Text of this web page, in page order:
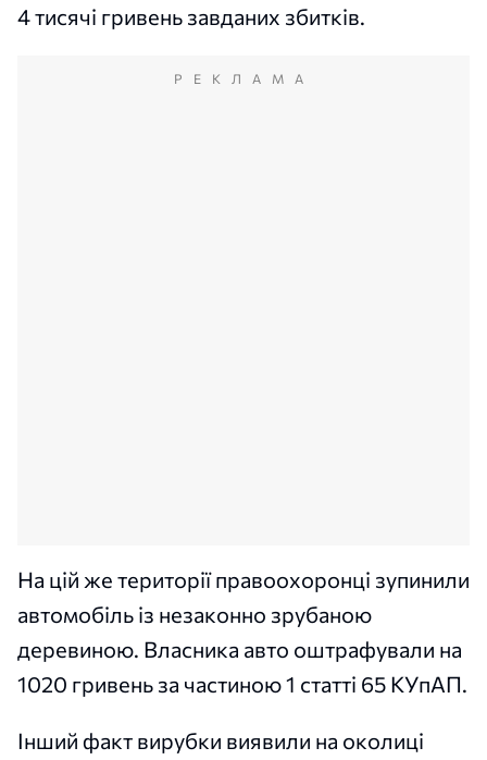
4 тисячі гривень завданих збитків.
РЕКЛАМА
На цій же території правоохоронці зупинили
автомобіль із незаконно зрубаною
деревиною. Власника авто оштрафували на
1020 гривень за частиною 1 статті 65 КУпАП.
Інший факт вирубки виявили на околиці